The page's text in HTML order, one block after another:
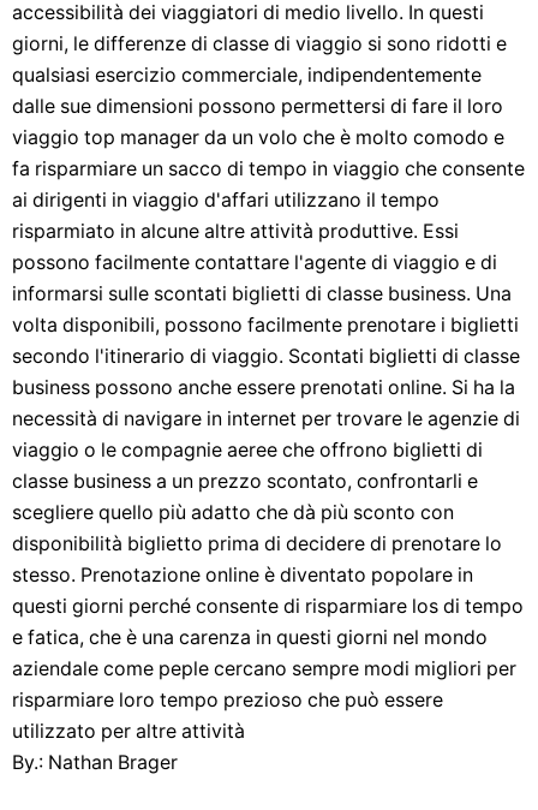
accessibilità dei viaggiatori di medio livello. In questi
giorni, le differenze di classe di viaggio si sono ridotti e
qualsiasi esercizio commerciale, indipendentemente
dalle sue dimensioni possono permettersi di fare il loro
viaggio top manager da un volo che è molto comodo e
fa risparmiare un sacco di tempo in viaggio che consente
ai dirigenti in viaggio d'affari utilizzano il tempo
risparmiato in alcune altre attività produttive. Essi
possono facilmente contattare l'agente di viaggio e di
informarsi sulle scontati biglietti di classe business. Una
volta disponibili, possono facilmente prenotare i biglietti
secondo l'itinerario di viaggio. Scontati biglietti di classe
business possono anche essere prenotati online. Si ha la
necessità di navigare in internet per trovare le agenzie di
viaggio o le compagnie aeree che offrono biglietti di
classe business a un prezzo scontato, confrontarli e
scegliere quello più adatto che dà più sconto con
disponibilità biglietto prima di decidere di prenotare lo
stesso. Prenotazione online è diventato popolare in
questi giorni perché consente di risparmiare los di tempo
e fatica, che è una carenza in questi giorni nel mondo
aziendale come peple cercano sempre modi migliori per
risparmiare loro tempo prezioso che può essere
utilizzato per altre attività
By.: Nathan Brager